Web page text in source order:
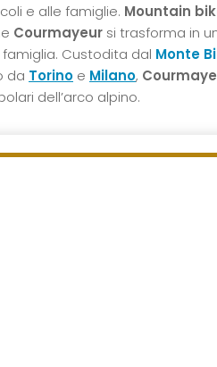
e alle famiglie. Mountain
Courmayeur si trasforma in
Custodita dal Monte
da Torino e Milano,
dell’arco alpino.